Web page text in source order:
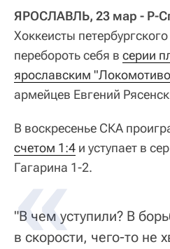
ЯРОСЛАВЛЬ, 23 мар - Р-
Хоккеисты
перебороть себя в серии
ярославским
армейцев Евгений
В воскресенье СКА
счетом 1:4 и уступает в
Гагарина 1-2.
"В чем уступили? В
в скорости, чего-то не